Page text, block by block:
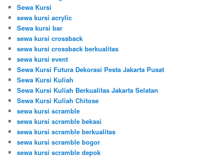
Sewa Kursi
sewa kursi acrylic
Sewa kursi bar
sewa kursi crossback
sewa kursi crossback berkualitas
sewa kursi event
Sewa Kursi Futura Dekorasi Pesta Jakarta Pusat
Sewa Kursi Kuliah
Sewa Kursi Kuliah Berkualitas Jakarta Selatan
Sewa Kursi Kuliah Chitose
sewa kursi scramble
sewa kursi scramble bekasi
sewa kursi scramble berkualitas
sewa kursi scramble bogor
sewa kursi scramble depok